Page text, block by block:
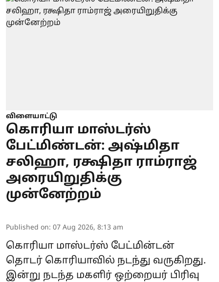
விளையாட்டு
கொரியா மாஸ்டர்ஸ்
பேட்மிண்டன்: அஷ்மிதா
சலிஹா, ரக்ஷிதா ராம்ராஜ்
அரையிறுதிக்கு
முன்னேற்றம்
Published on: 07 Aug 2026, 8:13 am
கொரியா மாஸ்டர்ஸ் பேட்மின்டன்
தொடர் கொரியாவில் நடந்து வருகிறது.
இன்று நடந்த மகளிர் ஒற்றையர் பிரிவு